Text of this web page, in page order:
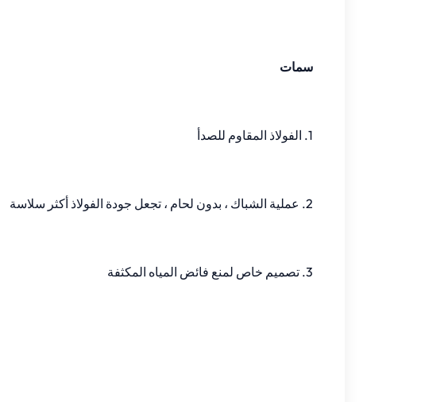
سمات
1. الفولاذ المقاوم للصدأ
2. عملية الشباك ، بدون لحام ، تجعل جودة الفولاذ أكثر سلاسة
3. تصميم خاص لمنع فائض المياه المكثفة